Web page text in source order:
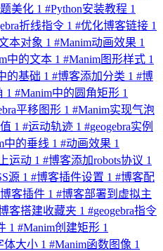
美化 1 #Python安装教程 1
折线指令 1 #优化博客链接 1
本对象 1 #Manim动画效果 1
中的文本 1 #Manim图形样式 1
的基础 1 #博客添加分类 1 #博
1 #Manim中的圆角矩形 1
平移图形 1 #Manim实现气泡
1 #运动轨迹 1 #geogebra实例
中的垂线 1 #动画效果 1
运动 1 #博客添加robots协议 1
源 1 #博客插件设置 1 #博客配
博客插件 1 #博客部署到虚拟主
客搭建收藏夹 1 #geogebra指令
1 #Manim创建矩形 1
体大小 1 #Manim函数图像 1